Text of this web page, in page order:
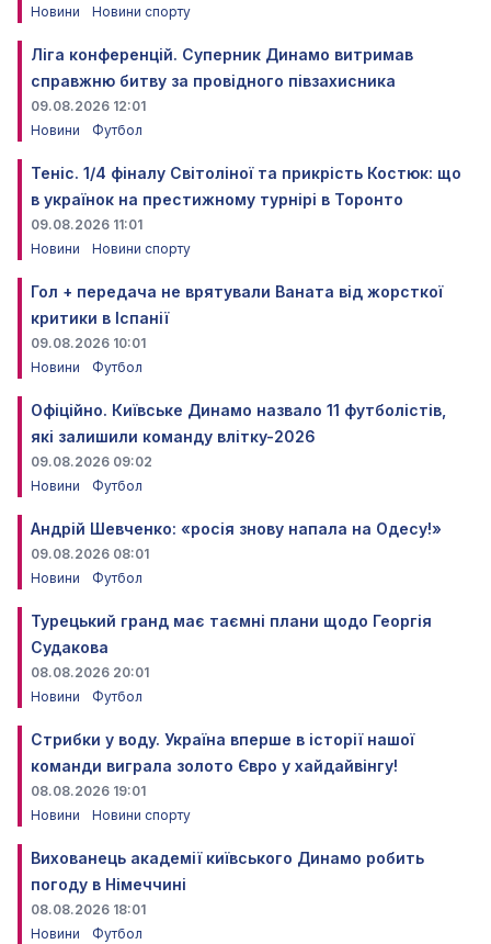
Новини Новини спорту
Ліга конференцій. Суперник Динамо витримав
справжню битву за провідного півзахисника
09.08.2026 12:01
Новини
Футбол
Теніс. 1/4 фіналу Світоліної та прикрість Костюк: що
в українок на престижному турнірі в Торонто
09.08.2026 11:01
Новини
Новини спорту
Гол + передача не врятували Ваната від жорсткої
критики в Іспанії
09.08.2026 10:01
Новини
Футбол
Офіційно. Київське Динамо назвало 11 футболістів,
які залишили команду влітку-2026
09.08.2026 09:02
Новини
Футбол
Андрій Шевченко: «росія знову напала на Одесу!»
09.08.2026 08:01
Новини
Футбол
Турецький гранд має таємні плани щодо Георгія
Судакова
08.08.2026 20:01
Новини
Футбол
Стрибки у воду. Україна вперше в історії нашої
команди виграла золото Євро у хайдайвінгу!
08.08.2026 19:01
Новини
Новини спорту
Вихованець академії київського Динамо робить
погоду в Німеччині
08.08.2026 18:01
Новини
Футбол